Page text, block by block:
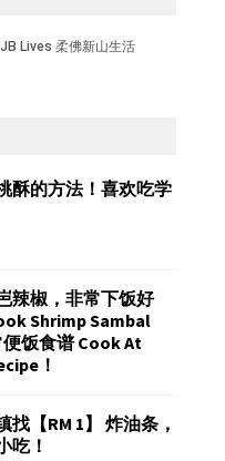
酥的方法！喜欢吃学
辣椒，非常下饭好
Shrimp Sambal
饭食谱 Cook At
！
找【RM 1】 炸油条，
吃！